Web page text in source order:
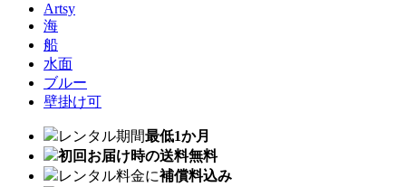
Artsy
海
船
水面
ブルー
壁掛け可
レンタル期間最低1か月
初回お届け時の送料無料
レンタル料金に補償料込み